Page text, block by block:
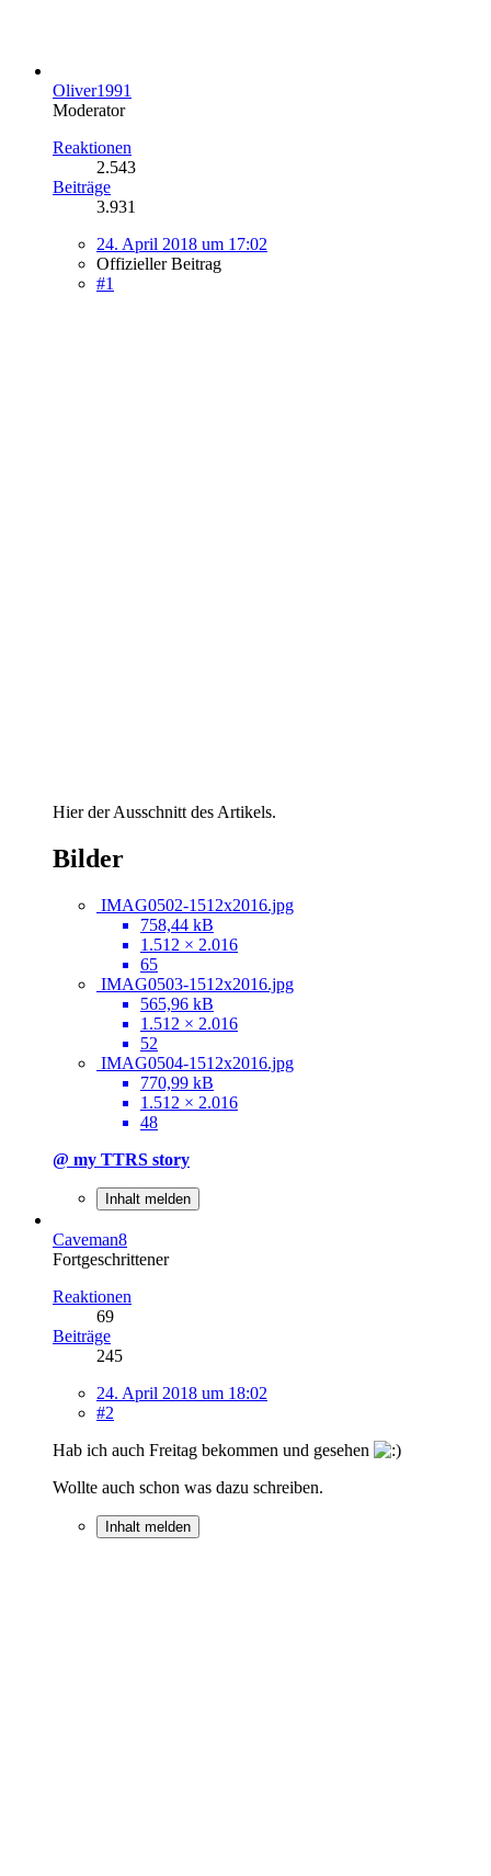
Oliver1991
Moderator
Reaktionen
2.543
Beiträge
3.931
24. April 2018 um 17:02
Offizieller Beitrag
#1
Hier der Ausschnitt des Artikels.
Bilder
IMAG0502-1512x2016.jpg
758,44 kB
1.512 × 2.016
65
IMAG0503-1512x2016.jpg
565,96 kB
1.512 × 2.016
52
IMAG0504-1512x2016.jpg
770,99 kB
1.512 × 2.016
48
@ my TTRS story
Inhalt melden
Caveman8
Fortgeschrittener
Reaktionen
69
Beiträge
245
24. April 2018 um 18:02
#2
Hab ich auch Freitag bekommen und gesehen
Wollte auch schon was dazu schreiben.
Inhalt melden